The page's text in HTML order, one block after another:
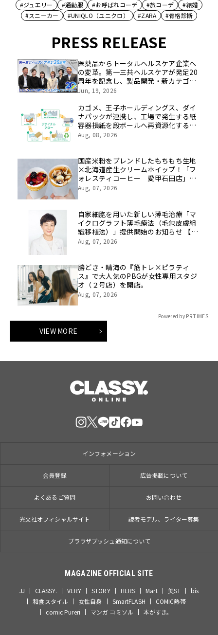
#ジュエリー #通勤服 #お呼ばれコーデ #旅コーデ
#結婚
#スニーカー
#UNIQLO（ユニクロ） #ZARA #骨格診断
PRESS RELEASE
医薬品からトータルヘルスケア企業へ
の変革。第一三共ヘルスケアが発足20
周年を記念し、製品開発・新カテゴリ
挑戦の舞台や旧社統合時のエピソード
像を公開！
Jun, 19, 2026
カゴメ、王子ホールディングス、ダイ
ナパックが連携し、工場で発生する紙
容器損紙を段ボールへ再資源化する実
証を開始
Aug, 08, 2026
国産米粉をブレンドしたもちもち生地
×北海道産生クリームホイップ！「フ
ォレスティコーヒー 愛甲石田店」に
て、８月１７日（月）からクレープ販
Aug, 07, 2026
自家細胞を用いた新しい薄毛治療「マ
イクログラフト薄毛療法（毛包皮膚組
織移植法）」提供開始のお知らせ 【医
療法人社団 青真会 青山エルクリニ
Aug, 07, 2026
勝どき・晴海の『筋トレ×ピラティ
ス』で大人気のPBGが女性専用スタジ
オ（２号店）を開店。
Aug, 07, 2026
Powered by PR TIMES
VIEW MORE
インフォメーション
会員登録 広告掲載について
よくあるご質問 お問い合わせ
光文社オフィシャルサイト 読者モデル、ライター募集
ブラウザプッシュ通知について
MAGAZINE OFFICIAL SITE
JJ CLASSY. VERY STORY HERS Mart 美ST
bis
和食スタイル
女性自身 SmartFLASH
COMIC熱帯
comic Pureri
マンガ コミソル 本がすき。